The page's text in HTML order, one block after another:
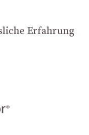
Erfahrung